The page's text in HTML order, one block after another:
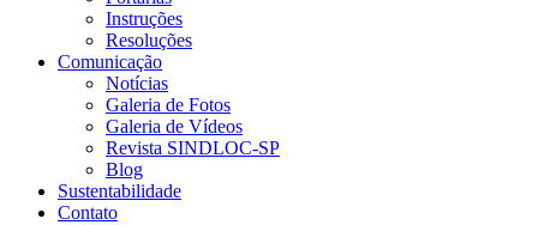
Instruções
Resoluções
Comunicação
Notícias
Galeria de Fotos
Galeria de Vídeos
Revista SINDLOC-SP
Blog
Sustentabilidade
Contato